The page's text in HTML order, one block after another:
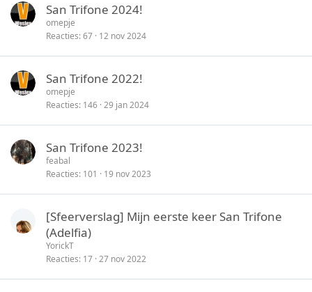
San Trifone 2024!
omepje
Reacties 67 12 nov 2024
San Trifone 2022!
omepje
Reacties 146 29 jan 2024
San Trifone 2023!
feabal
Reacties 101 19 nov 2023
[Sfeerverslag] Mijn eerste keer San Trifone
(Adelfia)
YorickT
Reacties 17 27 nov 2022